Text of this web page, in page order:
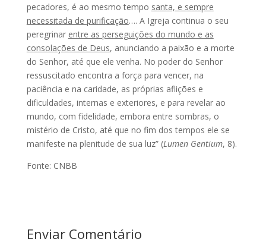
pecadores, é ao mesmo tempo santa, e sempre
necessitada de purificação…. A Igreja continua o seu
peregrinar entre as perseguições do mundo e as
consolações de Deus, anunciando a paixão e a morte
do Senhor, até que ele venha. No poder do Senhor
ressuscitado encontra a força para vencer, na
paciência e na caridade, as próprias aflições e
dificuldades, internas e exteriores, e para revelar ao
mundo, com fidelidade, embora entre sombras, o
mistério de Cristo, até que no fim dos tempos ele se
manifeste na plenitude de sua luz” (Lumen Gentium, 8).
Fonte: CNBB
Enviar Comentário